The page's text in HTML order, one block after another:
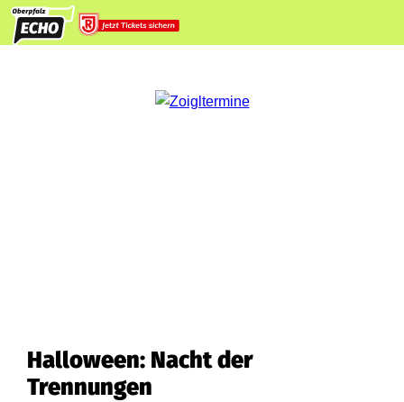
Halloween: Nacht der
Trennungen